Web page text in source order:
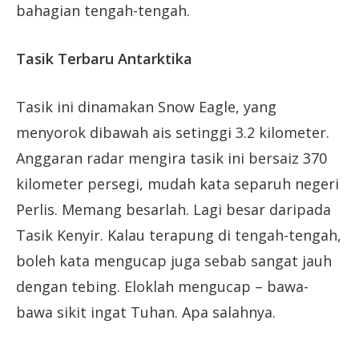
bahagian tengah-tengah.
Tasik Terbaru Antarktika
Tasik ini dinamakan Snow Eagle, yang
menyorok dibawah ais setinggi 3.2 kilometer.
Anggaran radar mengira tasik ini bersaiz 370
kilometer persegi, mudah kata separuh negeri
Perlis. Memang besarlah. Lagi besar daripada
Tasik Kenyir. Kalau terapung di tengah-tengah,
boleh kata mengucap juga sebab sangat jauh
dengan tebing. Eloklah mengucap – bawa-
bawa sikit ingat Tuhan. Apa salahnya.